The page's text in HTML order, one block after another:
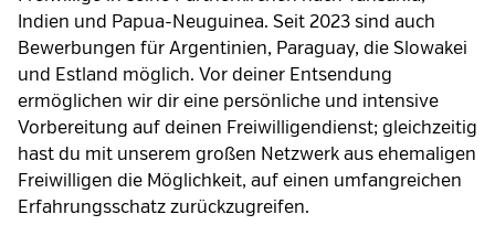
Indien und Papua-Neuguinea. Seit 2023 sind auch
Bewerbungen für Argentinien, Paraguay, die Slowakei
und Estland möglich. Vor deiner Entsendung
ermöglichen wir dir eine persönliche und intensive
Vorbereitung auf deinen Freiwilligendienst; gleichzeitig
hast du mit unserem großen Netzwerk aus ehemaligen
Freiwilligen die Möglichkeit, auf einen umfangreichen
Erfahrungsschatz zurückzugreifen.